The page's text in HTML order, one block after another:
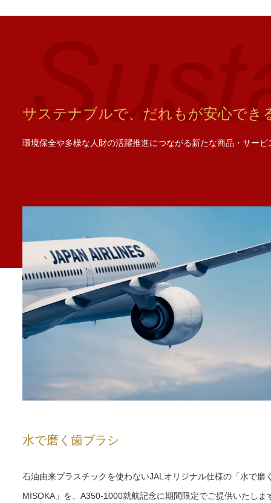
サステナブルで、だれもが安心でき
環境保全や多様な人財の活躍推進につながる新たな商品・サー
水で磨く歯ブラシ
石油由来プラスチックを使わないJALオリジナル仕様の「水で磨
MISOKA」を、A350-1000就航記念に期間限定でご提供いたしま